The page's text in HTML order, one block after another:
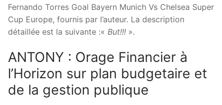
Fernando Torres Goal Bayern Munich Vs Chelsea Super
Cup Europe, fournis par l’auteur. La description
détaillée est la suivante :« But!!! ».
ANTONY : Orage Financier à
l’Horizon sur plan budgetaire et
de la gestion publique